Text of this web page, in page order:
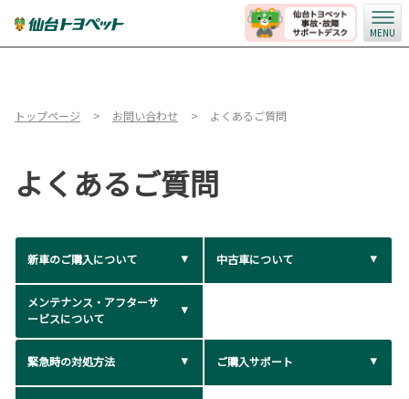
MENU
トップページ お問い合わせ よくあるご質問
よくあるご質問
新車のご購入について 中古車について
メンテナンス・アフターサ
ービスについて
緊急時の対処方法 ご購入サポート